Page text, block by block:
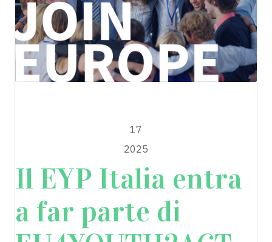
17
2025
Il EYP Italia entra
a far parte di